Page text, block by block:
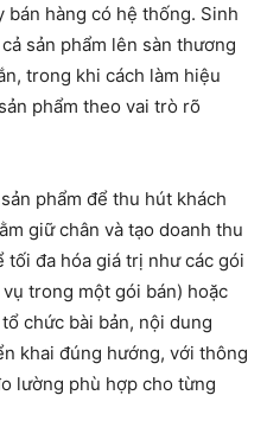
hàng có hệ thống. Sinh
sản phẩm lên sàn thương
trong khi cách làm hiệu
phẩm theo vai trò rõ
phẩm để thu hút khách
giữ chân và tạo doanh thu
tối đa hóa giá trị như các gói
trong một gói bán) hoặc
chức bài bản, nội dung
khai đúng hướng, với thông
lường phù hợp cho từng